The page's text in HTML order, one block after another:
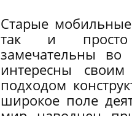
Старые
так и просто
замечательны
интересны
подходом
широкое поле